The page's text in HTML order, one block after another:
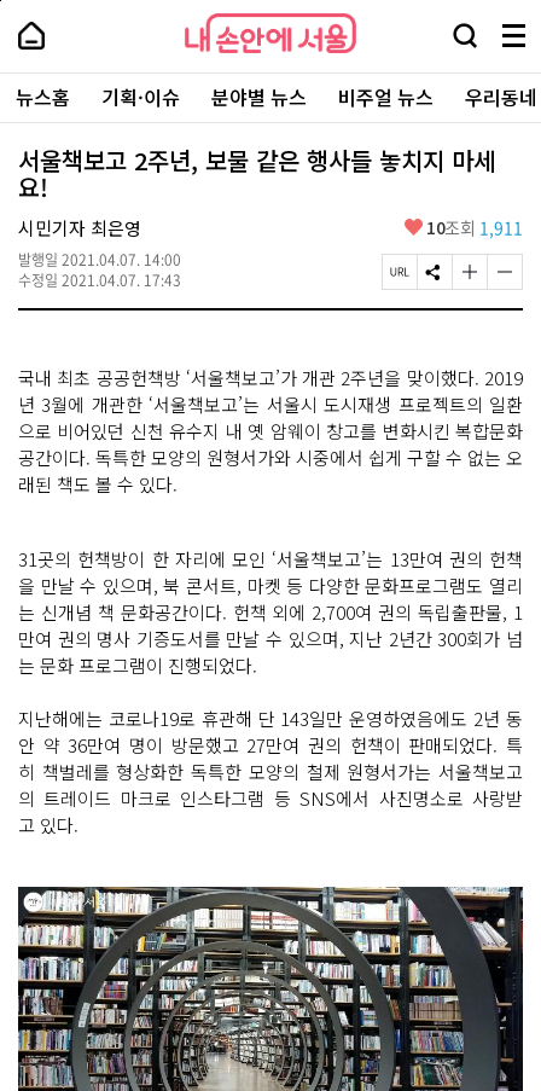
본
로
가
내
손
안
에
서
울
-
서
울
시
대
표
소
통
포
내
손
에
울
검
창
열
기
메
뉴
전
체
보
주
요
서
뉴스홈 기획·이슈 분야별 뉴스 비주얼 뉴스 우리동
서울책보고 2주년, 보물 같은 행사들 놓치지 마세
요!
시민기자 최은영
발행일 2021.04.07. 14:00
수정일 2021.04.07. 17:43
좋
요
10조회 1,911
페
이
L
복
사
S
N
유
하
기
글
자
크
게
변
경
하
기
글
자
게
변
경
하
기
국내 최초 공공헌책방 ‘서울책보고’가 개관 2주년을 맞이했다. 2019
년 3월에 개관한 ‘서울책보고’는 서울시 도시재생 프로젝트의 일환
으로 비어있던 신천 유수지 내 옛 암웨이 창고를 변화시킨 복합문화
공간이다. 독특한 모양의 원형서가와 시중에서 쉽게 구할 수 없는 오
래된 책도 볼 수 있다.
31곳의 헌책방이 한 자리에 모인 ‘서울책보고’는 13만여 권의 헌책
을 만날 수 있으며, 북 콘서트, 마켓 등 다양한 문화프로그램도 열리
는 신개념 책 문화공간이다. 헌책 외에 2,700여 권의 독립출판물, 1
만여 권의 명사 기증도서를 만날 수 있으며, 지난 2년간 300회가 넘
는 문화 프로그램이 진행되었다.
지난해에는 코로나19로 휴관해 단 143일만 운영하였음에도 2년 동
안 약 36만여 명이 방문했고 27만여 권의 헌책이 판매되었다. 특
히 책벌레를 형상화한 독특한 모양의 철제 원형서가는 서울책보고
의 트레이드 마크로 인스타그램 등 SNS에서 사진명소로 사랑받
고 있다.
페
상
단
로